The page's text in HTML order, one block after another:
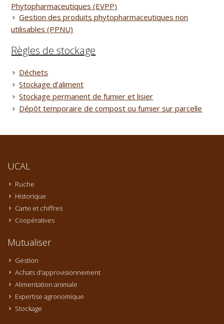
Phytopharmaceutiques (EVPP)
Gestion des produits phytopharmaceutiques non
utilisables (PPNU)
Règles de stockage
Déchets
Stockage d’aliment
Stockage permanent de fumier et lisier
Dépôt temporaire de compost ou fumier sur parcelle
UCAL
Ruche
Historique
Carte et chiffres
Coopératives
Mutualiser
Gestion
Achats d'approvisionnement
Alimentation animale
Expertise agronomique
Stockage